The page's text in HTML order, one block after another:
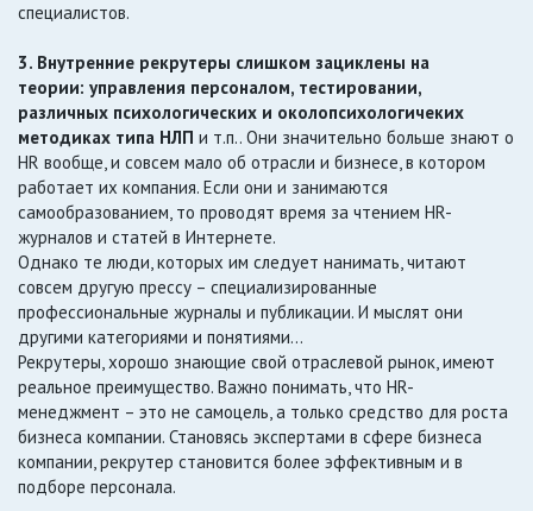
специалистов.
3. Внутренние рекрутеры слишком зациклены на
теории: управления персоналом, тестировании,
различных психологических и околопсихологичеких
методиках типа НЛП и т.п.. Они значительно больше знают о
HR вообще, и совсем мало об отрасли и бизнесе, в котором
работает их компания. Если они и занимаются
самообразованием, то проводят время за чтением HR-
журналов и статей в Интернете.
Однако те люди, которых им следует нанимать, читают
совсем другую прессу – специализированные
профессиональные журналы и публикации. И мыслят они
другими категориями и понятиями…
Рекрутеры, хорошо знающие свой отраслевой рынок, имеют
реальное преимущество. Важно понимать, что HR-
менеджмент – это не самоцель, а только средство для роста
бизнеса компании. Становясь экспертами в сфере бизнеса
компании, рекрутер становится более эффективным и в
подборе персонала.